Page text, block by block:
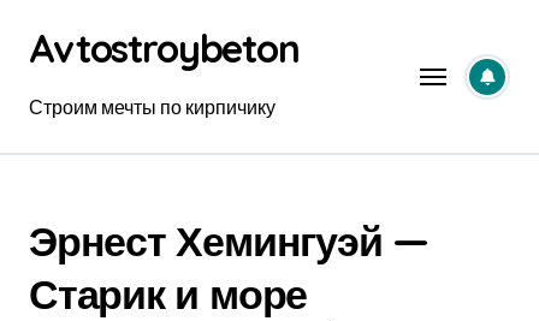
содержанию
Avtostroybeton
Строим мечты по кирпичику
Эрнест Хемингуэй —
Старик и море